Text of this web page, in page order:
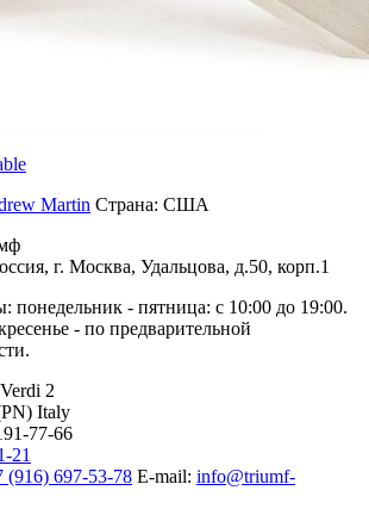
Martin Страна: США
г. Москва, Удальцова, д.50, корп.1
понедельник - пятница: с 10:00 до 19:00.
- по предварительной
2
Italy
77-66
21
(916) 697-53-78 E-mail: info@triumf-